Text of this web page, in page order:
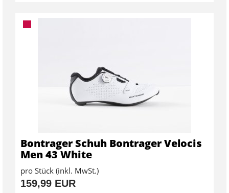
Bontrager Schuh Bontrager Velocis
Men 43 White
pro Stück (inkl. MwSt.)
159,99 EUR